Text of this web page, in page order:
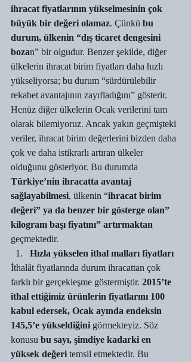
ihracat fiyatlarının yükselmesinin çok
büyük bir değeri olamaz. Çünkü bu
durum, ülkenin “dış ticaret dengesini
bozan” bir olgudur. Benzer şekilde, diğer
ülkelerin ihracat birim fiyatları daha hızlı
yükseliyorsa; bu durum “sürdürülebilir
rekabet avantajının zayıfladığını” gösterir.
Henüz diğer ülkelerin Ocak verilerini tam
olarak bilemiyoruz. Ancak yakın geçmişteki
veriler, ihracat birim değerlerini bizden daha
çok ve daha istikrarlı artıran ülkeler
olduğunu gösteriyor. Bu durumda
Türkiye’nin ihracatta avantaj
sağlayabilmesi, ülkenin “ihracat birim
değeri” ya da benzer bir gösterge olan”
kilogram başı fiyatını” artırmaktan
geçmektedir.
Hızla yükselen ithal malları fiyatları
İthalât fiyatlarında durum ihracattan çok
farklı bir gerçekleşme göstermiştir. 2015’te
ithal ettiğimiz ürünlerin fiyatlarını 100
kabul edersek, Ocak ayında endeksin
145,5’e yükseldiğini görmekteyiz. Söz
konusu bu sayı, şimdiye kadarki en
yüksek değeri temsil etmektedir. Bu